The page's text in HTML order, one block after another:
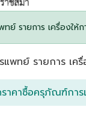
ย์ รายการ เครื่องใ
พทย์ รายการ เค
าคาซื้อครุภัณฑ์กา